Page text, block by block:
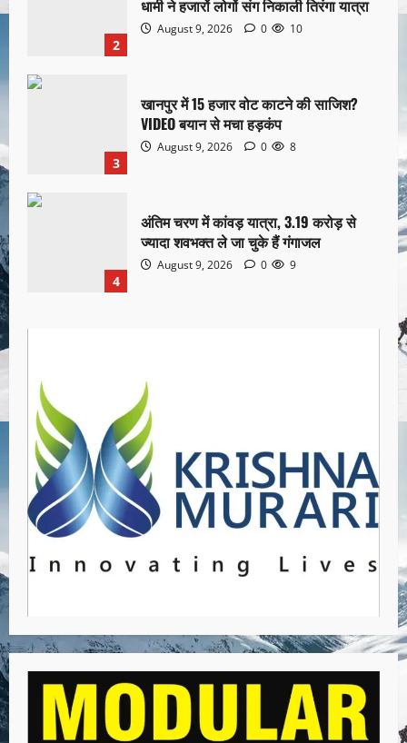
2
धामी ने हजारों लोगों संग निकाली तिरंगा यात्रा
August 9, 2026 0 10
3
खानपुर में 15 हजार वोट काटने की साजिश?
VIDEO बयान से मचा हड़कंप
August 9, 2026 0 8
4
अंतिम चरण में कांवड़ यात्रा, 3.19 करोड़ से
ज्यादा शवभक्त ले जा चुके हैं गंगाजल
August 9, 2026 0 9